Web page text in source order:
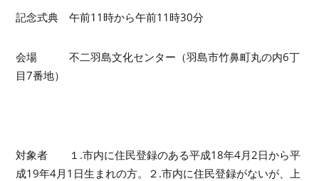
記念式典 午前11時から午前11時30分
会場 不二羽島文化センター（羽島市竹鼻町丸の内6丁
目7番地）
対象者 １.市内に住民登録のある平成18年4月2日から平
成19年4月1日生まれの方。２.市内に住民登録がないが、上